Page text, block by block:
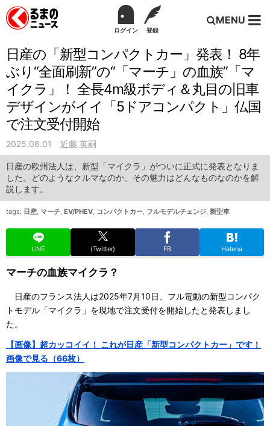
ログイン 登録
MENU
日産の「新型コンパクトカー」発表！ 8年
ぶり“全面刷新”の“「マーチ」の血族”「マ
イクラ」！ 全長4m級ボディ＆丸目の旧車
デザインがイイ「5ドアコンパクト」仏国
で注文受付開始
2025.08.01 近藤 英嗣
日産の欧州法人は、新型「マイクラ」がついに正式に発表となりま
した。どのようなクルマなのか、その魅力はどんなものなのかを解
説します。
tags: 日産, マーチ, EV/PHEV, コンパクトカー, フルモデルチェンジ, 新型車
LINE (Twitter) FB Hatena
マーチの血族マイクラ？
日産のフランス法人は2025年7月10日、フル電動の新型コンパク
トモデル「マイクラ」を現地で注文受付を開始したと発表しまし
た。
【画像】超カッコイイ！ これが日産「新型コンパクトカー」です！
画像で見る（66枚）